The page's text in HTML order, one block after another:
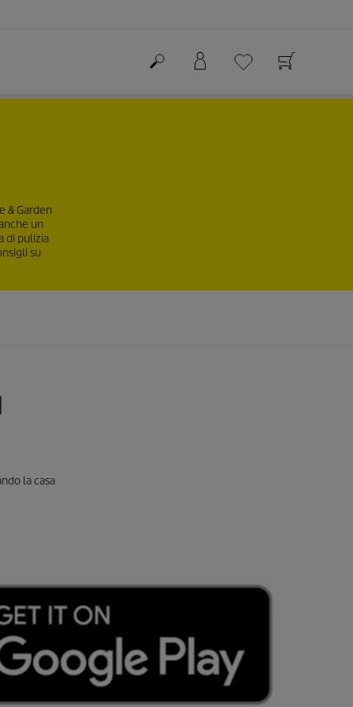
& Garden
un
di pulizia
su
la casa